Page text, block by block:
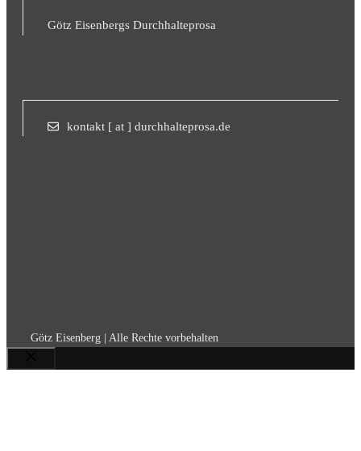
Götz Eisenbergs Durchhalteprosa
kontakt [ at ] durchhalteprosa.de
Götz Eisenberg | Alle Rechte vorbehalten
Schließen